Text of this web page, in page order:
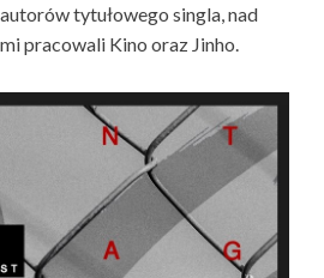
tytułowego singla, nad
pracowali Kino oraz Jinho.